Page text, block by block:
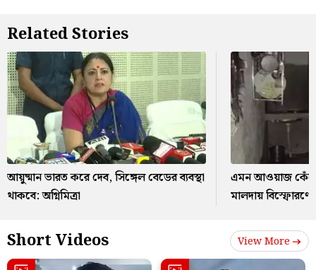
Related Stories
আয়ুষ্মান ভারত করে দেব, সিঙ্গেল বেডের ব্যবস্থা
থাকবে: অগ্নিমিত্রা
এমন আওয়াজ
মালদায়
Short Videos View More